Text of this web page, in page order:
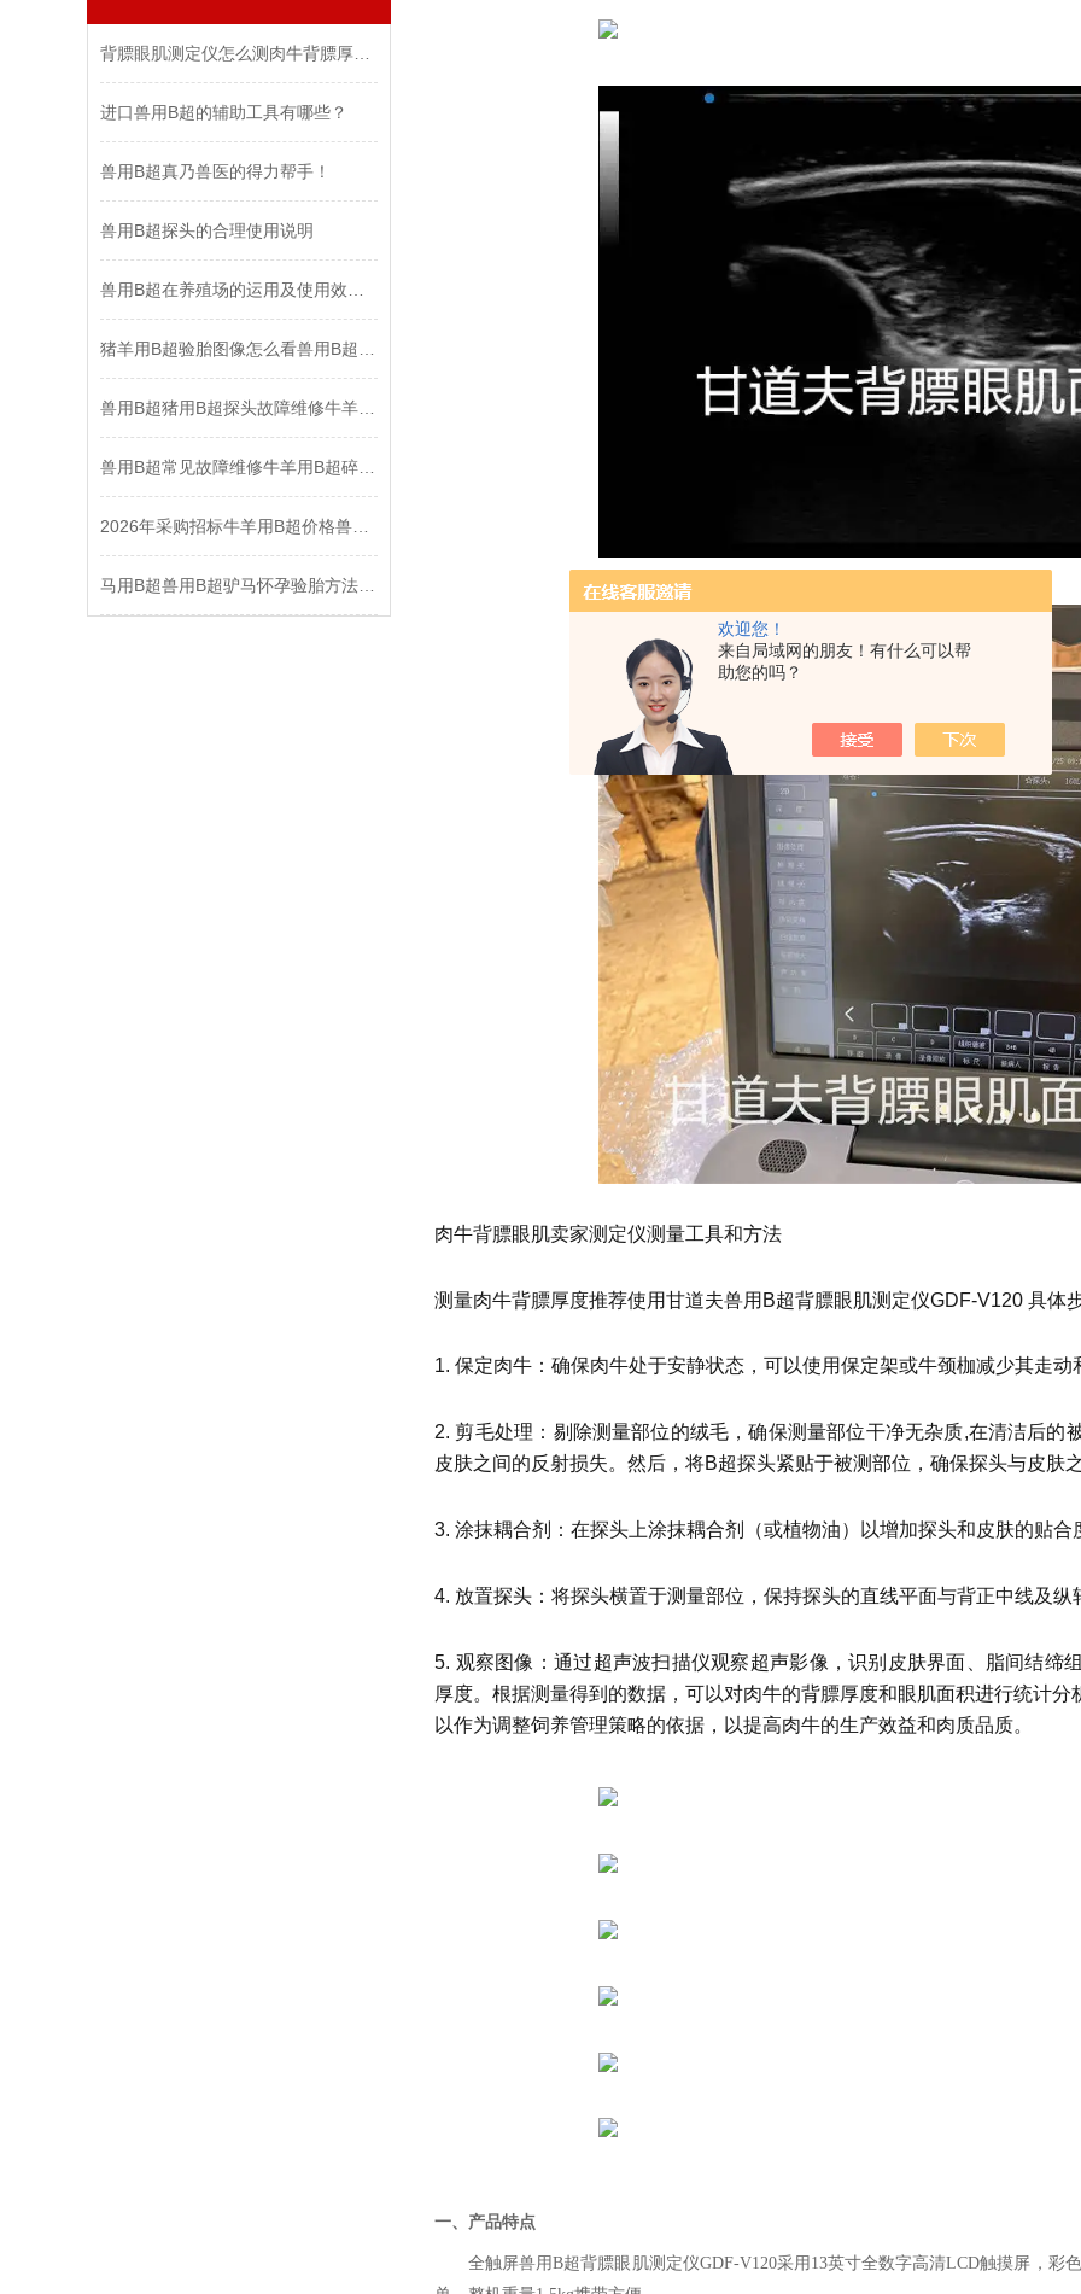
欢迎您！
来自局域网的朋友！有什么可以帮
助您的吗？
进口兽用B超的辅助工具有哪些？
兽用B超真乃兽医的得力帮手！
兽用B超探头的合理使用说明
肉牛背膘眼肌卖家测定仪测量工具和方法
测量肉牛背膘厚度推荐使用甘道夫兽用B超背膘眼肌测定仪GDF-V120 具体
1. ‌保定肉牛‌：确保肉牛处于安静状态，可以使用保定架或牛颈枷减少其走动
2. ‌剪毛处理‌：剔除测量部位的绒毛，确保测量部位干净无杂质,在清洁后
皮肤之间的反射损失。然后，将B超探头紧贴于被测部位，确保探头与皮肤
3. ‌涂抹耦合剂‌：在探头上涂抹耦合剂（或植物油）以增加探头和皮肤的贴合
4. ‌放置探头‌：将探头横置于测量部位，保持探头的直线平面与背正中线及
5. ‌观察图像‌：通过超声波扫描仪观察超声影像，识别皮肤界面、脂间结缔
厚度。根据测量得到的数据，可以对肉牛的背膘厚度和眼肌面积进行统计
以作为调整饲养管理策略的依据，以提高肉牛的生产效益和肉质品质。
一、产品特点
全触屏兽用B超背膘眼肌测定仪GDF-V120采用13英寸全数字高清LCD触摸屏，彩